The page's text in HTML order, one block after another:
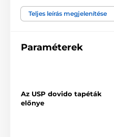
Kiváló nyomtatási minőség
bármely helyiségnek.
korszerű UV-led
kiváló tartósságot és
Elérhető méretek és
Teljes leírás megjelenítése
Paraméterek
Az USP dovido tapéták
előnye